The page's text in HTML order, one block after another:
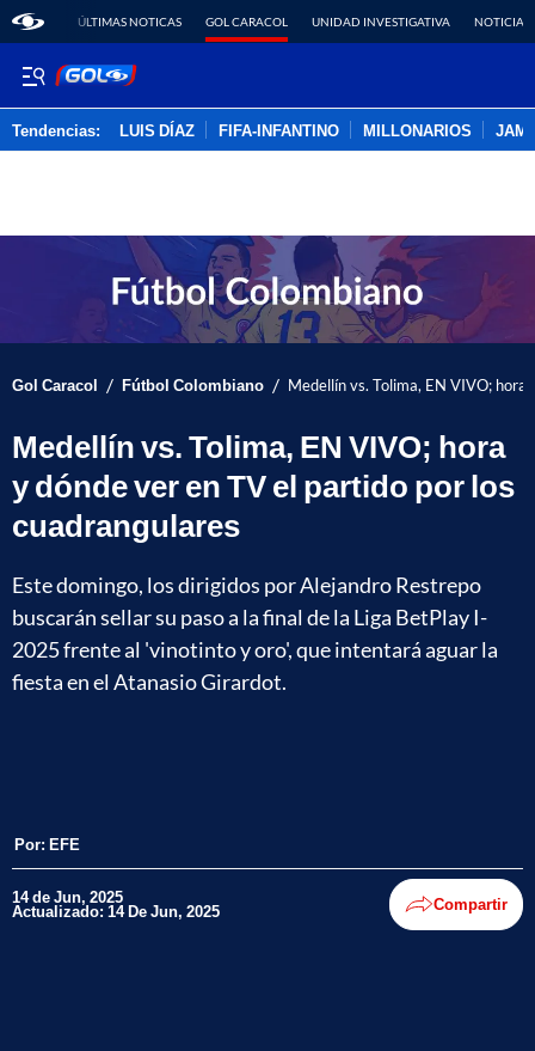
ÚLTIMAS NOTICAS GOL CARACOL UNIDAD INVESTIGATIVA NOTICIAS
Tendencias: LUIS DÍAZ FIFA-INFANTINO MILLONARIOS
Gol Caracol / Fútbol Colombiano / Medellín vs. Tolima, EN VIVO;
Medellín vs. Tolima, EN VIVO; hora
y dónde ver en TV el partido por los
cuadrangulares
Este domingo, los dirigidos por Alejandro Restrepo
buscarán sellar su paso a la final de la Liga BetPlay I-
2025 frente al 'vinotinto y oro', que intentará aguar la
fiesta en el Atanasio Girardot.
Por: EFE
14 de Jun, 2025
Actualizado: 14 De Jun, 2025 Compartir